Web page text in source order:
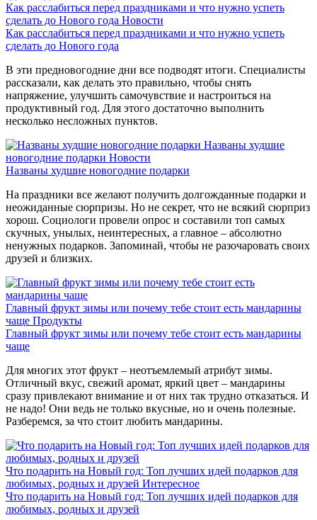
Как расслабиться перед праздниками и что нужно успеть
сделать до Нового года Новости
Как расслабиться перед праздниками и что нужно успеть
сделать до Нового года
В эти предновогодние дни все подводят итоги. Специалисты
рассказали, как делать это правильно, чтобы снять
напряжение, улучшить самочувствие и настроиться на
продуктивный год. Для этого достаточно выполнить
несколько несложных пунктов.
Названы худшие
новогодние подарки Новости
Названы худшие новогодние подарки
На праздники все желают получить долгожданные подарки и
неожиданные сюрпризы. Но не секрет, что не всякий сюрприз
хорош. Социологи провели опрос и составили топ самых
скучных, унылых, неинтересных, а главное – абсолютно
ненужных подарков. Запоминай, чтобы не разочаровать своих
друзей и близких.
Главный фрукт зимы или почему тебе стоит есть мандарины
чаще Продукты
Главный фрукт зимы или почему тебе стоит есть мандарины
чаще
Для многих этот фрукт – неотъемлемый атрибут зимы.
Отличный вкус, свежий аромат, яркий цвет – мандарины
сразу привлекают внимание и от них так трудно отказаться. И
не надо! Они ведь не только вкусные, но и очень полезные.
Разберемся, за что стоит любить мандарины.
Что подарить на Новый год: Топ лучших идей подарков для
любимых, родных и друзей Интересное
Что подарить на Новый год: Топ лучших идей подарков для
любимых, родных и друзей